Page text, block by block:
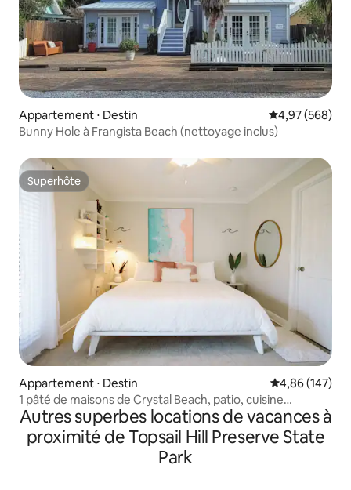
Appartement ⋅ Destin Évaluation
4,97 (568)
Bunny Hole à Frangista Beach (nettoyage inclus)
Superhôte
Superhôte
Appartement ⋅ Destin Évaluation
4,86 (147)
1 pâté de maisons de Crystal Beach, patio, cuisine
complète, lave-linge/sèche-linge
Autres superbes locations de vacances à
proximité de Topsail Hill Preserve State
Park